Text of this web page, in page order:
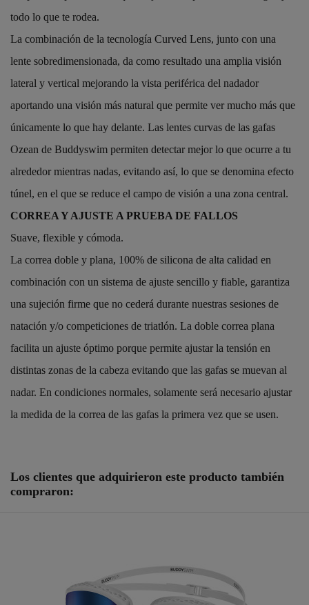
todo lo que te rodea.
La combinación de la tecnología Curved Lens, junto con una
lente sobredimensionada, da como resultado una amplia visión
lateral y vertical mejorando la vista periférica del nadador
aportando una visión más natural que permite ver mucho más que
únicamente lo que hay delante. Las lentes curvas de las gafas
Ozean de Buddyswim permiten detectar mejor lo que ocurre a tu
alrededor mientras nadas, evitando así, lo que se denomina efecto
túnel, en el que se reduce el campo de visión a una zona central.
CORREA Y AJUSTE A PRUEBA DE FALLOS
Suave, flexible y cómoda.
La correa doble y plana, 100% de silicona de alta calidad en
combinación con un sistema de ajuste sencillo y fiable, garantiza
una sujeción firme que no cederá durante nuestras sesiones de
natación y/o competiciones de triatlón. La doble correa plana
facilita un ajuste óptimo porque permite ajustar la tensión en
distintas zonas de la cabeza evitando que las gafas se muevan al
nadar. En condiciones normales, solamente será necesario ajustar
la medida de la correa de las gafas la primera vez que se usen.
Los clientes que adquirieron este producto también
compraron: